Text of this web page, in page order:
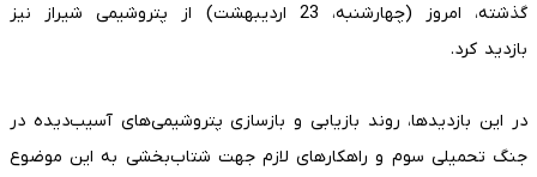
گذشته، امروز (چهارشنبه، 23 اردیبهشت) از پتروشیمی شیراز نیز
بازدید کرد.
در این بازدیدها، روند بازیابی و بازسازی پتروشیمی‌های آسیب‌دیده در
جنگ تحمیلی سوم و راهکارهای لازم جهت شتاب‌بخشی به این موضوع